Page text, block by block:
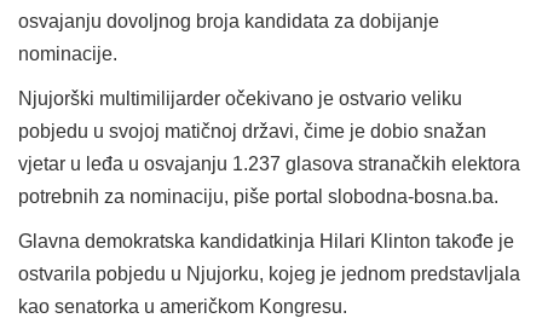
osvajanju dovoljnog broja kandidata za dobijanje
nominacije.
Njujorški multimilijarder očekivano je ostvario veliku
pobjedu u svojoj matičnoj državi, čime je dobio snažan
vjetar u leđa u osvajanju 1.237 glasova stranačkih elektora
potrebnih za nominaciju, piše portal slobodna-bosna.ba.
Glavna demokratska kandidatkinja Hilari Klinton takođe je
ostvarila pobjedu u Njujorku, kojeg je jednom predstavljala
kao senatorka u američkom Kongresu.